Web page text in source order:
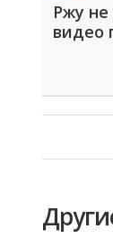
Ржу не
видео